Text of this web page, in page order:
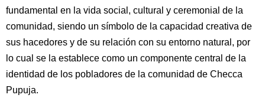
fundamental en la vida social, cultural y ceremonial de la
comunidad, siendo un símbolo de la capacidad creativa de
sus hacedores y de su relación con su entorno natural, por
lo cual se la establece como un componente central de la
identidad de los pobladores de la comunidad de Checca
Pupuja.